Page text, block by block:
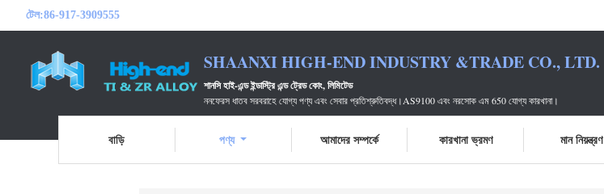
টেল:86-917-3909555
SHAANXI HIGH-END INDUSTRY &TRADE CO., LTD.
শানসি হাই-এন্ড ইন্ডাস্ট্রি এন্ড ট্রেড কোং, লিমিটেড
ননফেরস ধাতব সরবরাহে যোগ্য পণ্য এবং সেবার প্রতিশ্রুতিবদ্ধ।AS9100 এবং নরসোক এম 650 যোগ্য কারখানা।
বাড়ি পণ্য আমাদের সম্পর্কে কারখানা ভ্রমণ মান নিয়ন্ত্রণ